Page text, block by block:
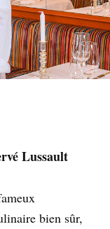
Lussault
bien sûr,